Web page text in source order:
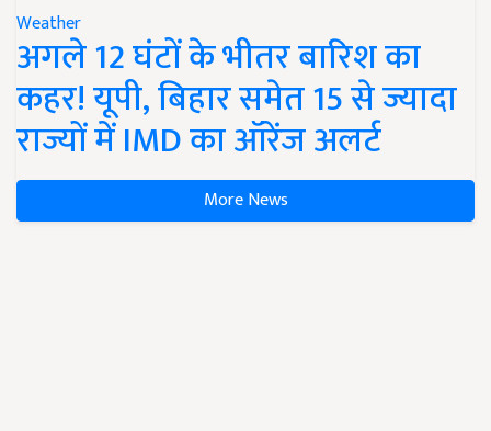
Weather
अगले 12 घंटों के भीतर बारिश का
कहर! यूपी, बिहार समेत 15 से ज्यादा
राज्यों में IMD का ऑरेंज अलर्ट
More News